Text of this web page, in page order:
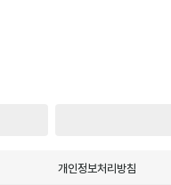
개인정보처리방침